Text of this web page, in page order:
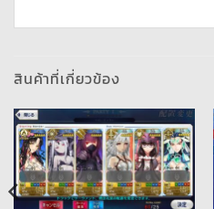
สินค้าที่เกี่ยวข้อง